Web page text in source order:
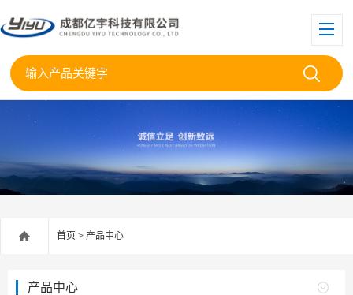
首页 > 产品中心
产品中心